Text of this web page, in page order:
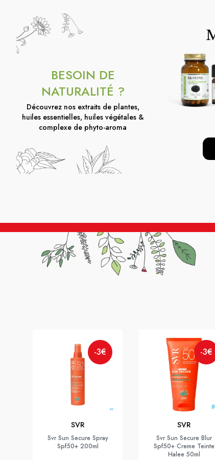
BESOIN DE
NATURALITÉ ?
Découvrez nos extraits de plantes,
huiles essentielles, huiles végétales &
complexe de phyto-aroma
-3€
SVR
Svr Sun Secure Spray
Spf50+ 200ml
-3€
SVR
Svr Sun Secure Blur
Spf50+ Creme Teinte
Halee 50ml